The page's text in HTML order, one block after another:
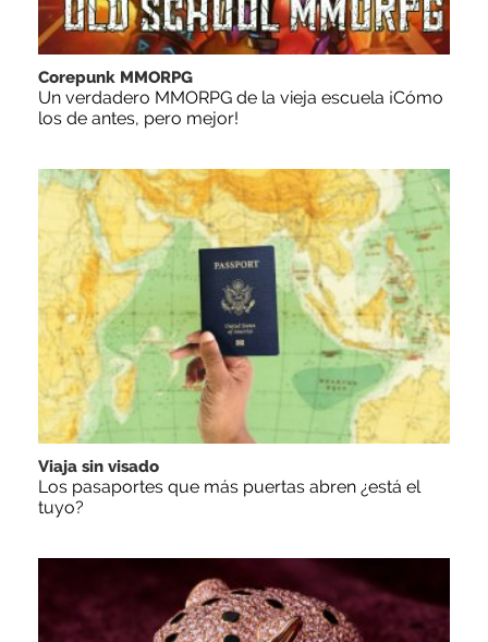
Corepunk MMORPG
Un verdadero MMORPG de la vieja escuela ¡Cómo
los de antes, pero mejor!
Viaja sin visado
Los pasaportes que más puertas abren ¿está el
tuyo?